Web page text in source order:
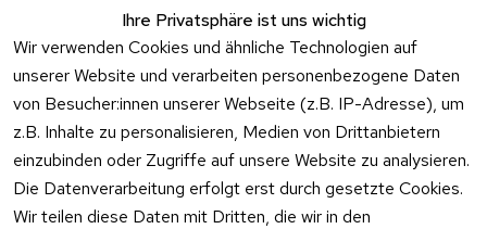
Ihre Privatsphäre ist uns wichtig
Wir verwenden Cookies und ähnliche Technologien auf
unserer Website und verarbeiten personenbezogene Daten
von Besucher:innen unserer Webseite (z.B. IP-Adresse), um
z.B. Inhalte zu personalisieren, Medien von Drittanbietern
einzubinden oder Zugriffe auf unsere Website zu analysieren.
Die Datenverarbeitung erfolgt erst durch gesetzte Cookies.
Wir teilen diese Daten mit Dritten, die wir in den
RechtlichesKontakt